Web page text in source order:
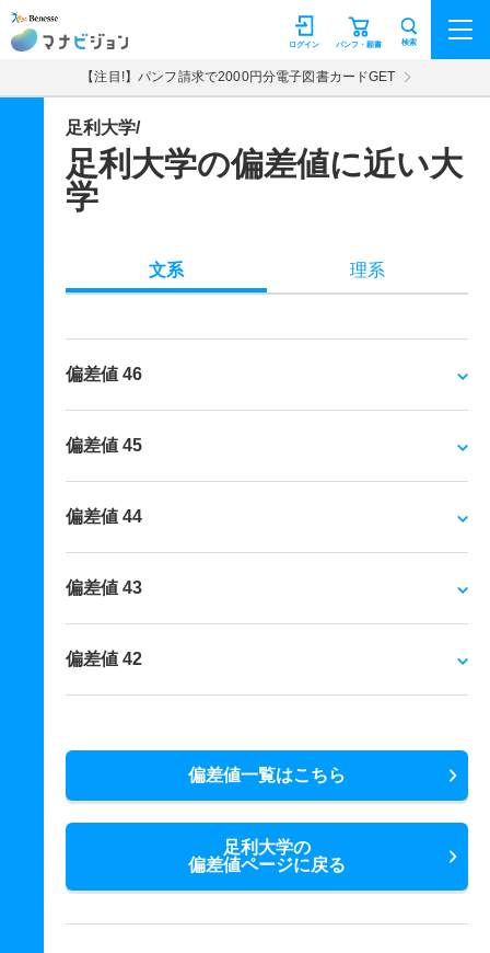
マナビジョン パンフ・願書
ログイン 検索
【注目!】パンフ請求で2000円分電子図書カードGET
足利大学/
足利大学の偏差値に近い大
学
文系 理系
偏差値 46
偏差値 45
偏差値 44
偏差値 43
偏差値 42
偏差値一覧はこちら
足利大学の
偏差値ページに戻る